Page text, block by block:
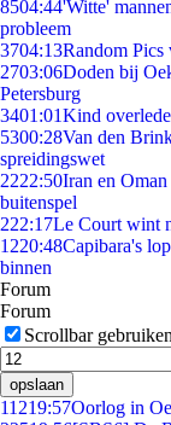
8504:44'Witte'
probleem
3704:13Random Pics
2703:06Doden bij
Petersburg
3401:01Kind
5300:28Van den
spreidingswet
2222:50Iran en
buitenspel
222:17Le Court wint
1220:48Capibara's
binnen
Forum
Forum
Scrollbar gebruiken
opslaan
11219:57Oorlog in